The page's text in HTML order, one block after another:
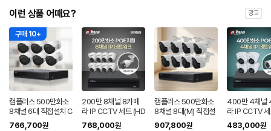
이런 상품 어때요? 광고
구매 10+
캠플러스 500만화소
8채널 6대 직접설치 C
CTV세트 (2T)
766,700원
200만 8채널 8카메
라 IP CCTV 세트 (HD
D미포함)
768,000원
캠플러스 500만화소
8채널 8대(M) 직접설
치 CCTV세트 (2T)
907,800원
400만 4채널
라 IP CCTV
D미포함)
483,000원